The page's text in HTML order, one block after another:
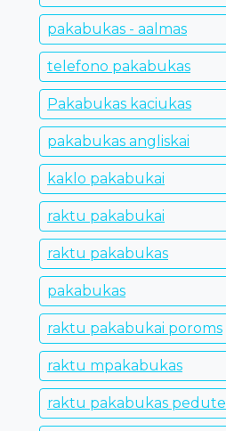
pakabukas - aalmas
telefono pakabukas
Pakabukas kaciukas
pakabukas angliskai
kaklo pakabukai
raktu pakabukai
raktu pakabukas
pakabukas
raktu pakabukai poroms
raktu mpakabukas
raktu pakabukas pedute